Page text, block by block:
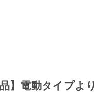
品】電動タイプよ